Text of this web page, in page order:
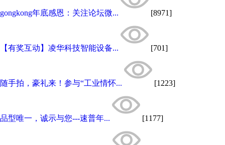
gongkong年底感恩：关注论坛微... [8971]
【有奖互动】凌华科技智能设备... [701]
随手拍，豪礼来！参与“工业情怀... [1223]
品型唯一，诚示与您---速普年... [1177]